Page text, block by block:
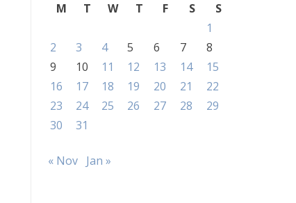
M
T W T F S
S
1
2
3 4 5 6 7
8
9
10 11 12 13 14
15
16
17 18 19 20 21
22
23
24 25 26 27 28
29
30
31
« Nov Jan »